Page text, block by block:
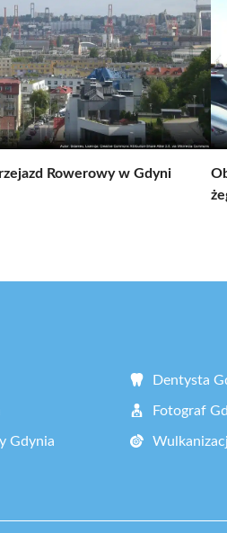
Rowerowy w Gdyni
Dentysta
Fotograf
Gdynia